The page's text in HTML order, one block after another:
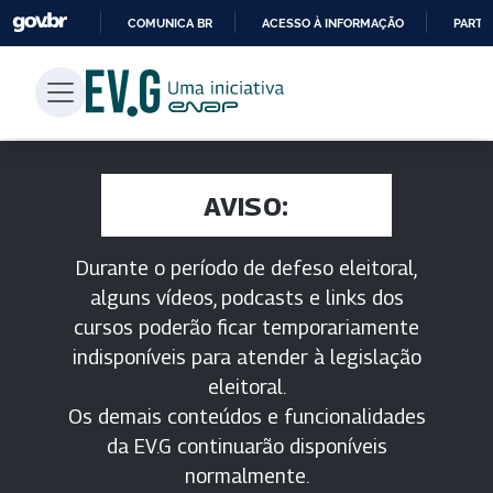
PARA
CONTEÚDO
COMUNICA BR ACESSO À INFORMAÇÃO
AVISO:
Durante o período de defeso eleitoral,
alguns vídeos, podcasts e links dos
cursos poderão ficar temporariamente
indisponíveis para atender à legislação
eleitoral.
Os demais conteúdos e funcionalidades
da EV.G continuarão disponíveis
normalmente.